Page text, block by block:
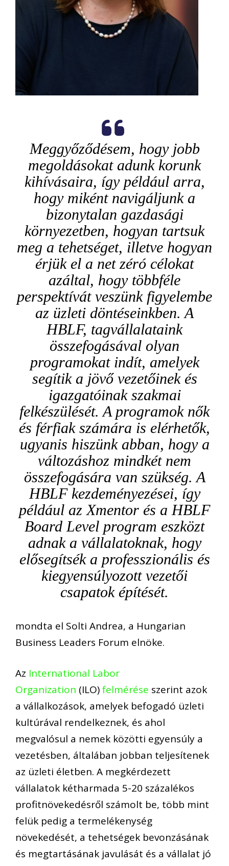
Meggyőződésem, hogy jobb
megoldásokat adunk korunk
kihívásaira, így például arra,
hogymikéntnavigáljunk a
bizonytalan gazdasági
környezetben, hogyan tartsuk
meg a tehetséget, illetve hogyan
érjükel a net zéró célokat
azáltal, hogy többféle
perspektívát veszünk figyelembe
az üzleti döntéseinkben. A
HBLF, tagvállalataink
összefogásával olyan
programokat indít, amelyek
segítik a jövővezetőinek és
igazgatóinak szakmai
felkészülését. A programok nők
és férfiak számára is elérhetők,
ugyanis hiszünk abban, hogy a
változáshoz mindkét nem
összefogására van szükség. A
HBLF kezdeményezései, így
például az Xmentor és a HBLF
Board Level program eszközt
adnak a vállalatoknak, hogy
elősegítsék a professzionális és
kiegyensúlyozott vezetői
csapatok építését.
mondta el Solti Andrea, a Hungarian
Business Leaders Forum elnöke.
Az International Labor
Organization (ILO)felmérése szerint azok
a vállalkozások, amelyek befogadó üzleti
kultúrával rendelkeznek, és ahol
megvalósul a nemek közötti egyensúly a
vezetésben, általában jobban teljesítenek
az üzleti életben. A megkérdezett
vállalatok kétharmada 5-20 százalékos
profitnövekedésről számolt be, több mint
felük pedig a termelékenység
növekedését, a tehetségek bevonzásának
és megtartásának javulását és a vállalat jó